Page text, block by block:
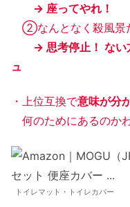
→ 座ってやれ！
②なんとなく殺風景
→ 思考停止！ ない
ュ
・上位互換で意味が分
何のためにあるのか
トイレマット・トイレカバー